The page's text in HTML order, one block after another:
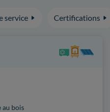
service Certifications
au bois